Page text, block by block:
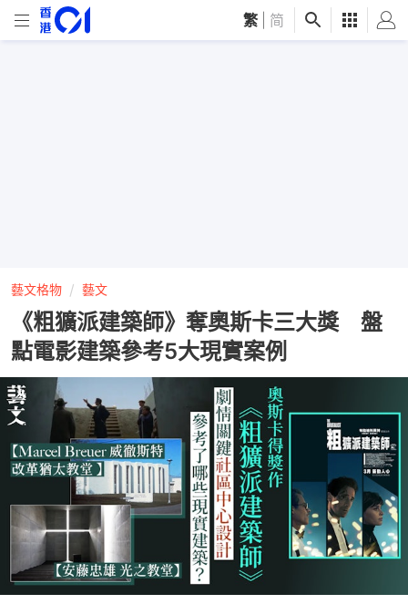
繁 简
藝文格物 藝文
《粗獷派建築師》奪奧斯卡三大獎 盤
點電影建築參考5大現實案例